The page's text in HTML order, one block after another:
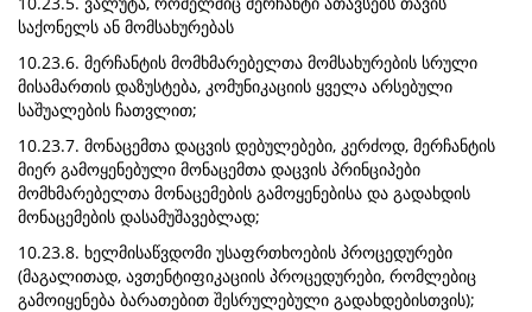
საქონელს ან მომსახურებას
10.23.6. მერჩანტის მომხმარებელთა მომსახურების სრული
მისამართის დაზუსტება, კომუნიკაციის ყველა არსებული
საშუალების ჩათვლით;
10.23.7. მონაცემთა დაცვის დებულებები, კერძოდ, მერჩანტის
მიერ გამოყენებული მონაცემთა დაცვის პრინციპები
მომხმარებელთა მონაცემების გამოყენებისა და გადახდის
მონაცემების დასამუშავებლად;
10.23.8. ხელმისაწვდომი უსაფრთხოების პროცედურები
(მაგალითად, ავთენტიფიკაციის პროცედურები, რომლებიც
გამოიყენება ბარათებით შესრულებული გადახდებისთვის);